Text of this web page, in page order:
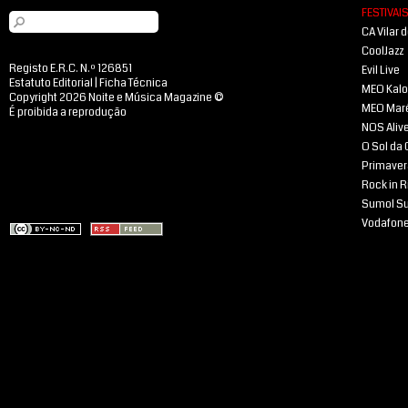
Registo E.R.C. N.º 126851
Estatuto Editorial Ficha Técnica
Copyright 2026 Noite e Música Magazine ©
É proibida a reprodução
FESTIVAIS
CA Vilar
CoolJazz
Evil Live
MEO
MEO
NOS
O Sol da
Rock in
Sumol